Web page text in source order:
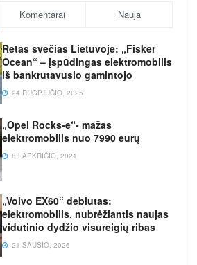
Komentarai Nauja
Retas svečias Lietuvoje: „Fisker
Ocean“ – įspūdingas elektromobilis
iš bankrutavusio gamintojo
24 RUGPJŪČIO, 2025
„Opel Rocks-e“- mažas
elektromobilis nuo 7990 eurų
8 LAPKRIČIO, 2021
„Volvo EX60“ debiutas:
elektromobilis, nubrėžiantis naujas
vidutinio dydžio visureigių ribas
21 SAUSIO, 2026